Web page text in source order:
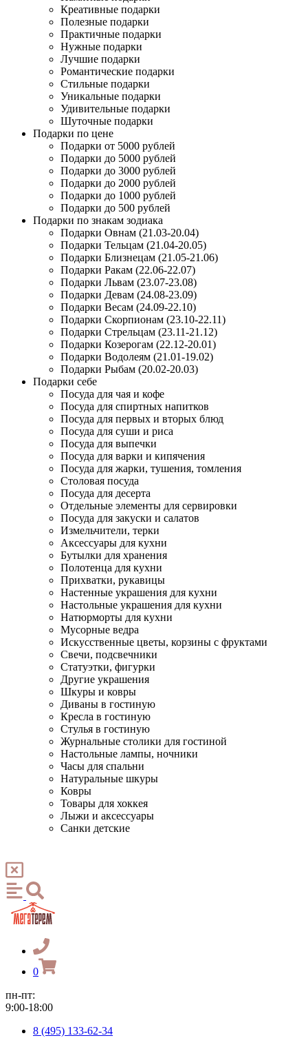
Креативные подарки
Полезные подарки
Практичные подарки
Нужные подарки
Лучшие подарки
Романтические подарки
Стильные подарки
Уникальные подарки
Удивительные подарки
Шуточные подарки
Подарки по цене
Подарки от 5000 рублей
Подарки до 5000 рублей
Подарки до 3000 рублей
Подарки до 2000 рублей
Подарки до 1000 рублей
Подарки до 500 рублей
Подарки по знакам зодиака
Подарки Овнам (21.03-20.04)
Подарки Тельцам (21.04-20.05)
Подарки Близнецам (21.05-21.06)
Подарки Ракам (22.06-22.07)
Подарки Львам (23.07-23.08)
Подарки Девам (24.08-23.09)
Подарки Весам (24.09-22.10)
Подарки Скорпионам (23.10-22.11)
Подарки Стрельцам (23.11-21.12)
Подарки Козерогам (22.12-20.01)
Подарки Водолеям (21.01-19.02)
Подарки Рыбам (20.02-20.03)
Подарки себе
Посуда для чая и кофе
Посуда для спиртных напитков
Посуда для первых и вторых блюд
Посуда для суши и риса
Посуда для выпечки
Посуда для варки и кипячения
Посуда для жарки, тушения, томления
Столовая посуда
Посуда для десерта
Отдельные элементы для сервировки
Посуда для закуски и салатов
Измельчители, терки
Аксессуары для кухни
Бутылки для хранения
Полотенца для кухни
Прихватки, рукавицы
Настенные украшения для кухни
Настольные украшения для кухни
Натюрморты для кухни
Мусорные ведра
Искусственные цветы, корзины с фруктами
Свечи, подсвечники
Статуэтки, фигурки
Другие украшения
Шкуры и ковры
Диваны в гостиную
Кресла в гостиную
Стулья в гостиную
Журнальные столики для гостиной
Настольные лампы, ночники
Часы для спальни
Натуральные шкуры
Ковры
Товары для хоккея
Лыжи и аксессуары
Санки детские
0
пн-пт:
9:00-18:00
8 (495) 133-62-34